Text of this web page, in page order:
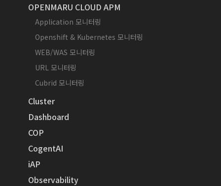
OPENMARU CLOUD APM
Application 모니터링
Openshift & Kubernetes 모니터링
WEB/WAS 모니터링
URL 모니터링
Cubrid 모니터링
Cluster
Dashboard
COP
CogentAI
iAP
Observability